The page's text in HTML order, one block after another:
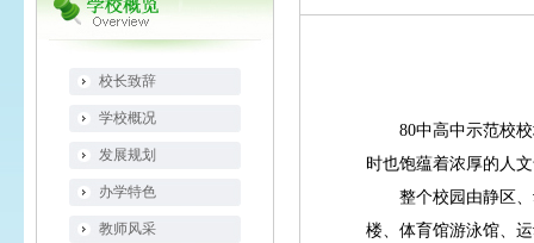
校长致辞
学校概况
发展规划
办学特色
教师风采
80中高中示范校
时也饱蕴着浓厚的人
整个校园由静区
楼、体育馆游泳馆、